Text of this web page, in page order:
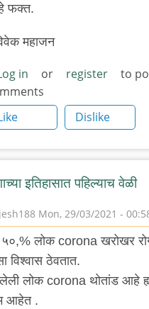
फक्त.
महाजन
in or register
to
Dislike
इतिहासात पहिल्याच वेळी
Mon, 29/03/2021 -
लोक corona खरोखर
विश्वास ठेवतात.
लोक corona थोतांड आहे
आहेत .